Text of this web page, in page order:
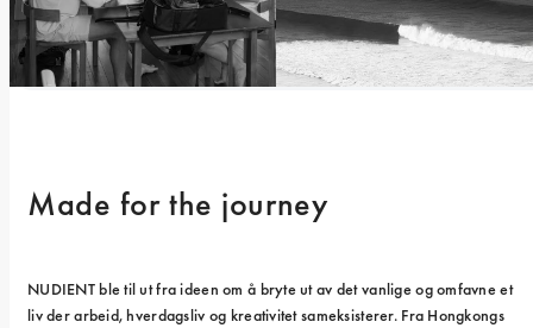
Made for the journey
NUDIENT ble til ut fra ideen om å bryte ut av det vanlige og omfavne et
liv der arbeid, hverdagsliv og kreativitet sameksisterer. Fra Hongkongs